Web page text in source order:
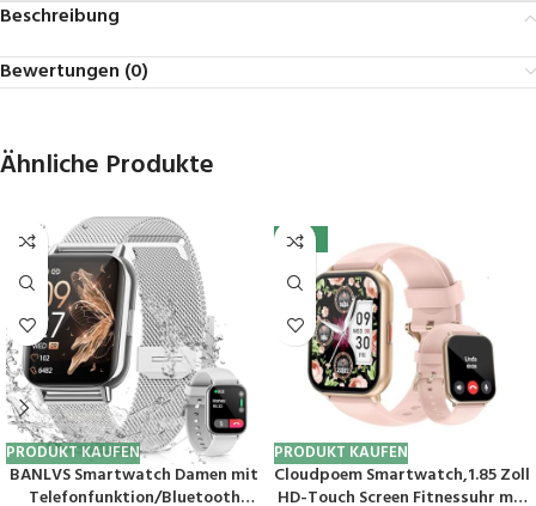
Beschreibung
Bewertungen (0)
Ähnliche Produkte
PRODUKT KAUFEN
BANLVS Smartwatch Damen mit
Telefonfunktion/Bluetooth
-41%
PRODUKT KAUFEN
Cloudpoem Smartwatch,1.85 Zoll
HD-Touch Screen Fitnessuhr mit